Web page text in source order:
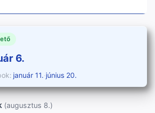
6.
január 11.·június 20.
(augusztus 8.)